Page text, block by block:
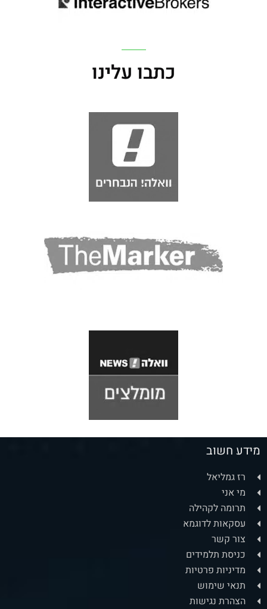
כתבו עלינו
מידע חשוב
רז גמליאל
מי אני
תרומה לקהילה
עסקאות לדוגמא
צור קשר
כניסת תלמידים
מדיניות פרטיות
תנאי שימוש
הצהרת נגישות